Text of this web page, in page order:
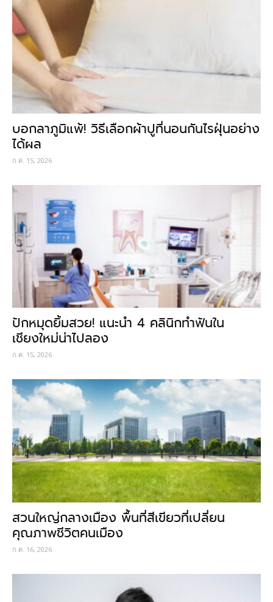
บอกลาภูมิแพ้! วิธีเลือกผ้าปูที่นอนกันไรฝุ่นอย่าง
ได้ผล
ก.ค. 15, 2026
ปักหมุดยิ้มสวย! แนะนำ 4 คลินิกทำฟันใน
เชียงใหม่น่าไปลอง
ก.ค. 15, 2026
สวนใหญ่กลางเมือง พื้นที่สีเขียวที่เปลี่ยน
คุณภาพชีวิตคนเมือง
ก.ค. 16, 2026